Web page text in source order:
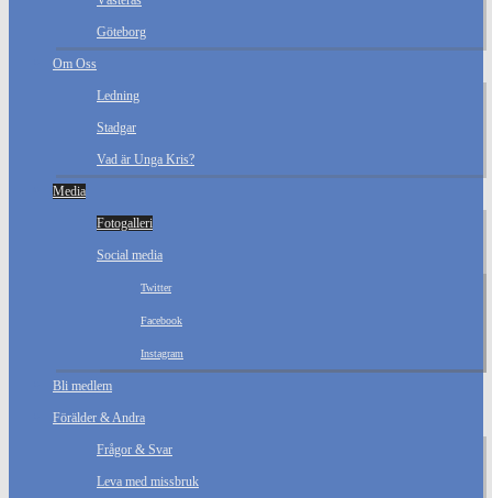
Göteborg
Om Oss
Ledning
Stadgar
Vad är Unga Kris?
Media
Fotogalleri
Social media
Twitter
Facebook
Instagram
Bli medlem
Förälder & Andra
Frågor & Svar
Leva med missbruk